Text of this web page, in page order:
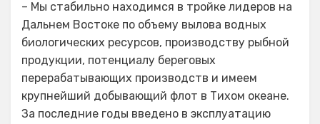
– Мы стабильно находимся в тройке лидеров на
Дальнем Востоке по объему вылова водных
биологических ресурсов, производству рыбной
продукции, потенциалу береговых
перерабатывающих производств и имеем
крупнейший добывающий флот в Тихом океане.
За последние годы введено в эксплуатацию